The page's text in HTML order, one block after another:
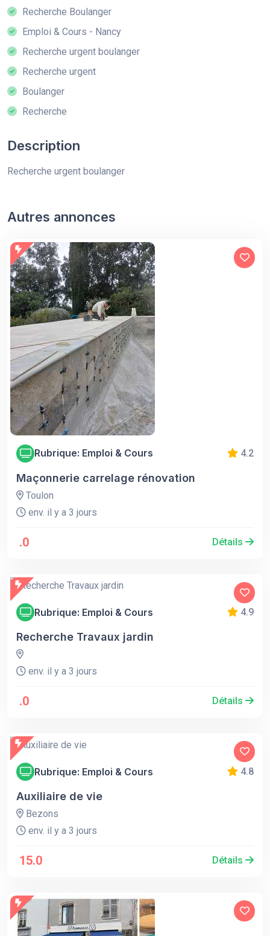
Recherche Boulanger
Emploi & Cours - Nancy
Recherche urgent boulanger
Recherche urgent
Boulanger
Recherche
Description
Recherche urgent boulanger
Autres annonces
Rubrique: Emploi & Cours 4.2
Maçonnerie carrelage rénovation
Toulon
env. il y a 3 jours
.0 Détails
Rubrique: Emploi & Cours 4.9
Recherche Travaux jardin
env. il y a 3 jours
.0 Détails
Rubrique: Emploi & Cours 4.8
Auxiliaire de vie
Bezons
env. il y a 3 jours
15.0 Détails